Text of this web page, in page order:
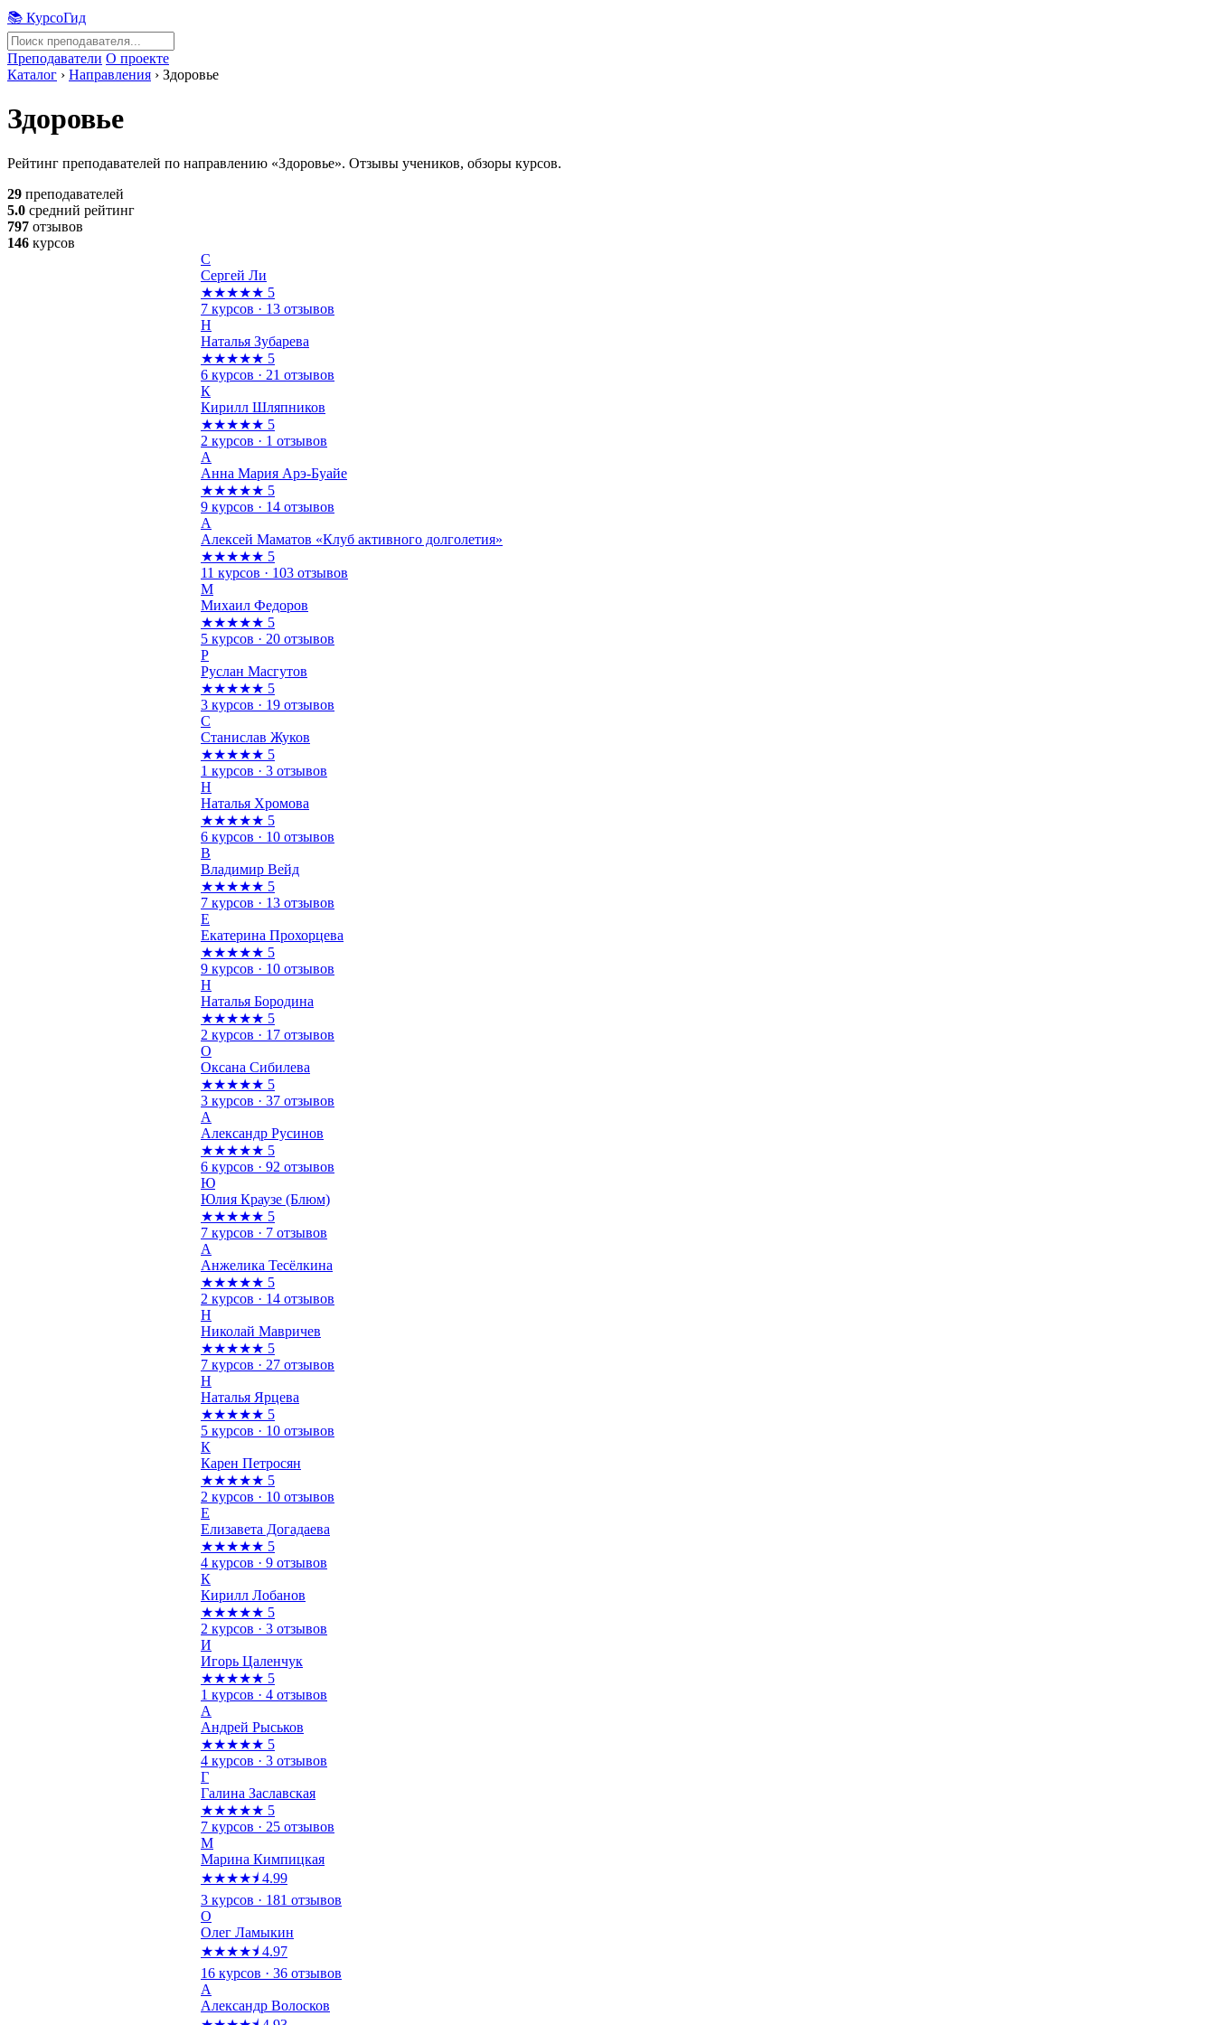
📚 КурсоГид
Преподаватели О проекте
Каталог › Направления › Здоровье
Здоровье
Рейтинг преподавателей по направлению «Здоровье». Отзывы учеников, обзоры курсов.
29 преподавателей
5.0 средний рейтинг
797 отзывов
146 курсов
С
Сергей Ли
★★★★★ 5
7 курсов · 13 отзывов
Н
Наталья Зубарева
★★★★★ 5
6 курсов · 21 отзывов
К
Кирилл Шляпников
★★★★★ 5
2 курсов · 1 отзывов
А
Анна Мария Арэ-Буайе
★★★★★ 5
9 курсов · 14 отзывов
А
Алексей Маматов «Клуб активного долголетия»
★★★★★ 5
11 курсов · 103 отзывов
М
Михаил Федоров
★★★★★ 5
5 курсов · 20 отзывов
Р
Руслан Масгутов
★★★★★ 5
3 курсов · 19 отзывов
С
Станислав Жуков
★★★★★ 5
1 курсов · 3 отзывов
Н
Наталья Хромова
★★★★★ 5
6 курсов · 10 отзывов
В
Владимир Вейд
★★★★★ 5
7 курсов · 13 отзывов
Е
Екатерина Прохорцева
★★★★★ 5
9 курсов · 10 отзывов
Н
Наталья Бородина
★★★★★ 5
2 курсов · 17 отзывов
О
Оксана Сибилева
★★★★★ 5
3 курсов · 37 отзывов
А
Александр Русинов
★★★★★ 5
6 курсов · 92 отзывов
Ю
Юлия Краузе (Блюм)
★★★★★ 5
7 курсов · 7 отзывов
А
Анжелика Тесёлкина
★★★★★ 5
2 курсов · 14 отзывов
Н
Николай Мавричев
★★★★★ 5
7 курсов · 27 отзывов
Н
Наталья Ярцева
★★★★★ 5
5 курсов · 10 отзывов
К
Карен Петросян
★★★★★ 5
2 курсов · 10 отзывов
Е
Елизавета Догадаева
★★★★★ 5
4 курсов · 9 отзывов
К
Кирилл Лобанов
★★★★★ 5
2 курсов · 3 отзывов
И
Игорь Цаленчук
★★★★★ 5
1 курсов · 4 отзывов
А
Андрей Рыськов
★★★★★ 5
4 курсов · 3 отзывов
Г
Галина Заславская
★★★★★ 5
7 курсов · 25 отзывов
М
Марина Кимпицкая
★★★★⯨ 4.99
3 курсов · 181 отзывов
О
Олег Ламыкин
★★★★⯨ 4.97
16 курсов · 36 отзывов
А
Александр Волосков